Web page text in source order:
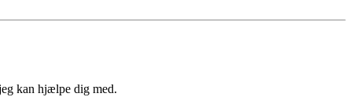
kan hjælpe dig med.